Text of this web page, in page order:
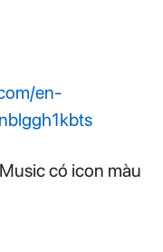
en-
có icon màu